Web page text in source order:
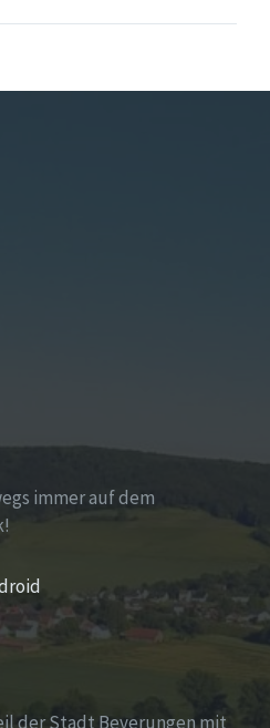
immer auf dem
der Stadt Beverungen mit